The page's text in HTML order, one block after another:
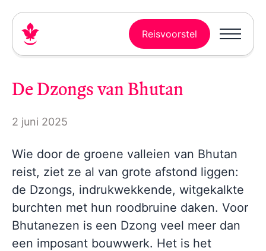
Reisvoorstel
De Dzongs van Bhutan
2 juni 2025
Wie door de groene valleien van Bhutan
reist, ziet ze al van grote afstond liggen:
de Dzongs, indrukwekkende, witgekalkte
burchten met hun roodbruine daken. Voor
Bhutanezen is een Dzong veel meer dan
een imposant bouwwerk. Het is het